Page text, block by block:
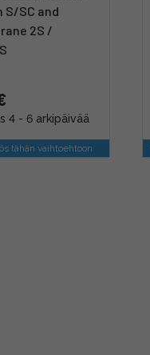
S/SC and
2S /
4 - 6 arkipäivää
tähän vaihtoehtoon